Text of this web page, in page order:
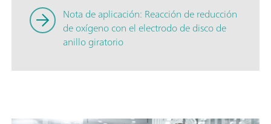
Nota de aplicación: Reacción de reducción
de oxígeno con el electrodo de disco de
anillo giratorio